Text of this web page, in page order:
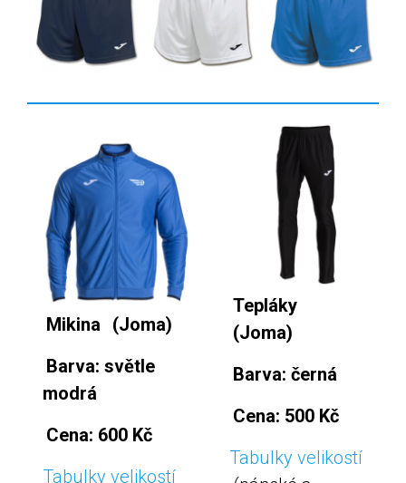
Mikina
(Joma)
Barva: světle
modrá
Cena: 600 Kč
Tabulky velikostí
Tepláky
(Joma)
Barva: černá
Cena: 500 Kč
Tabulky velikostí